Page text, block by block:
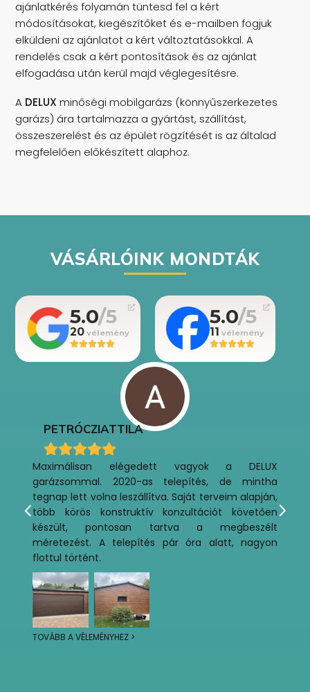
ajánlatkérés folyamán tüntesd fel a kért
módosításokat, kiegészítőket és e-mailben fogjuk
elküldeni az ajánlatot a kért változtatásokkal. A
rendelés csak a kért pontosítások és az ajánlat
elfogadása után kerül majd véglegesítésre.
A DELUX minőségi mobilgarázs (könnyűszerkezetes
garázs) ára tartalmazza a gyártást, szállítást,
összeszerelést és az épület rögzítését is az általad
megfelelően előkészített alaphoz.
VÁSÁRLÓINK MONDTÁK
5.0
20
5.0
11
PETRÓCZIATTILA
Maximálisan elégedett vagyok a DELUX
garázsommal. 2020-as telepítés, de mintha
tegnap lett volna leszállítva. Saját terveim alapján,
több körös konstruktív konzultációt követően
készült, pontosan tartva a megbeszélt
méretezést. A telepítés pár óra alatt, nagyon
flottul történt.
TOVÁBB A VÉLEMÉNYHEZ >